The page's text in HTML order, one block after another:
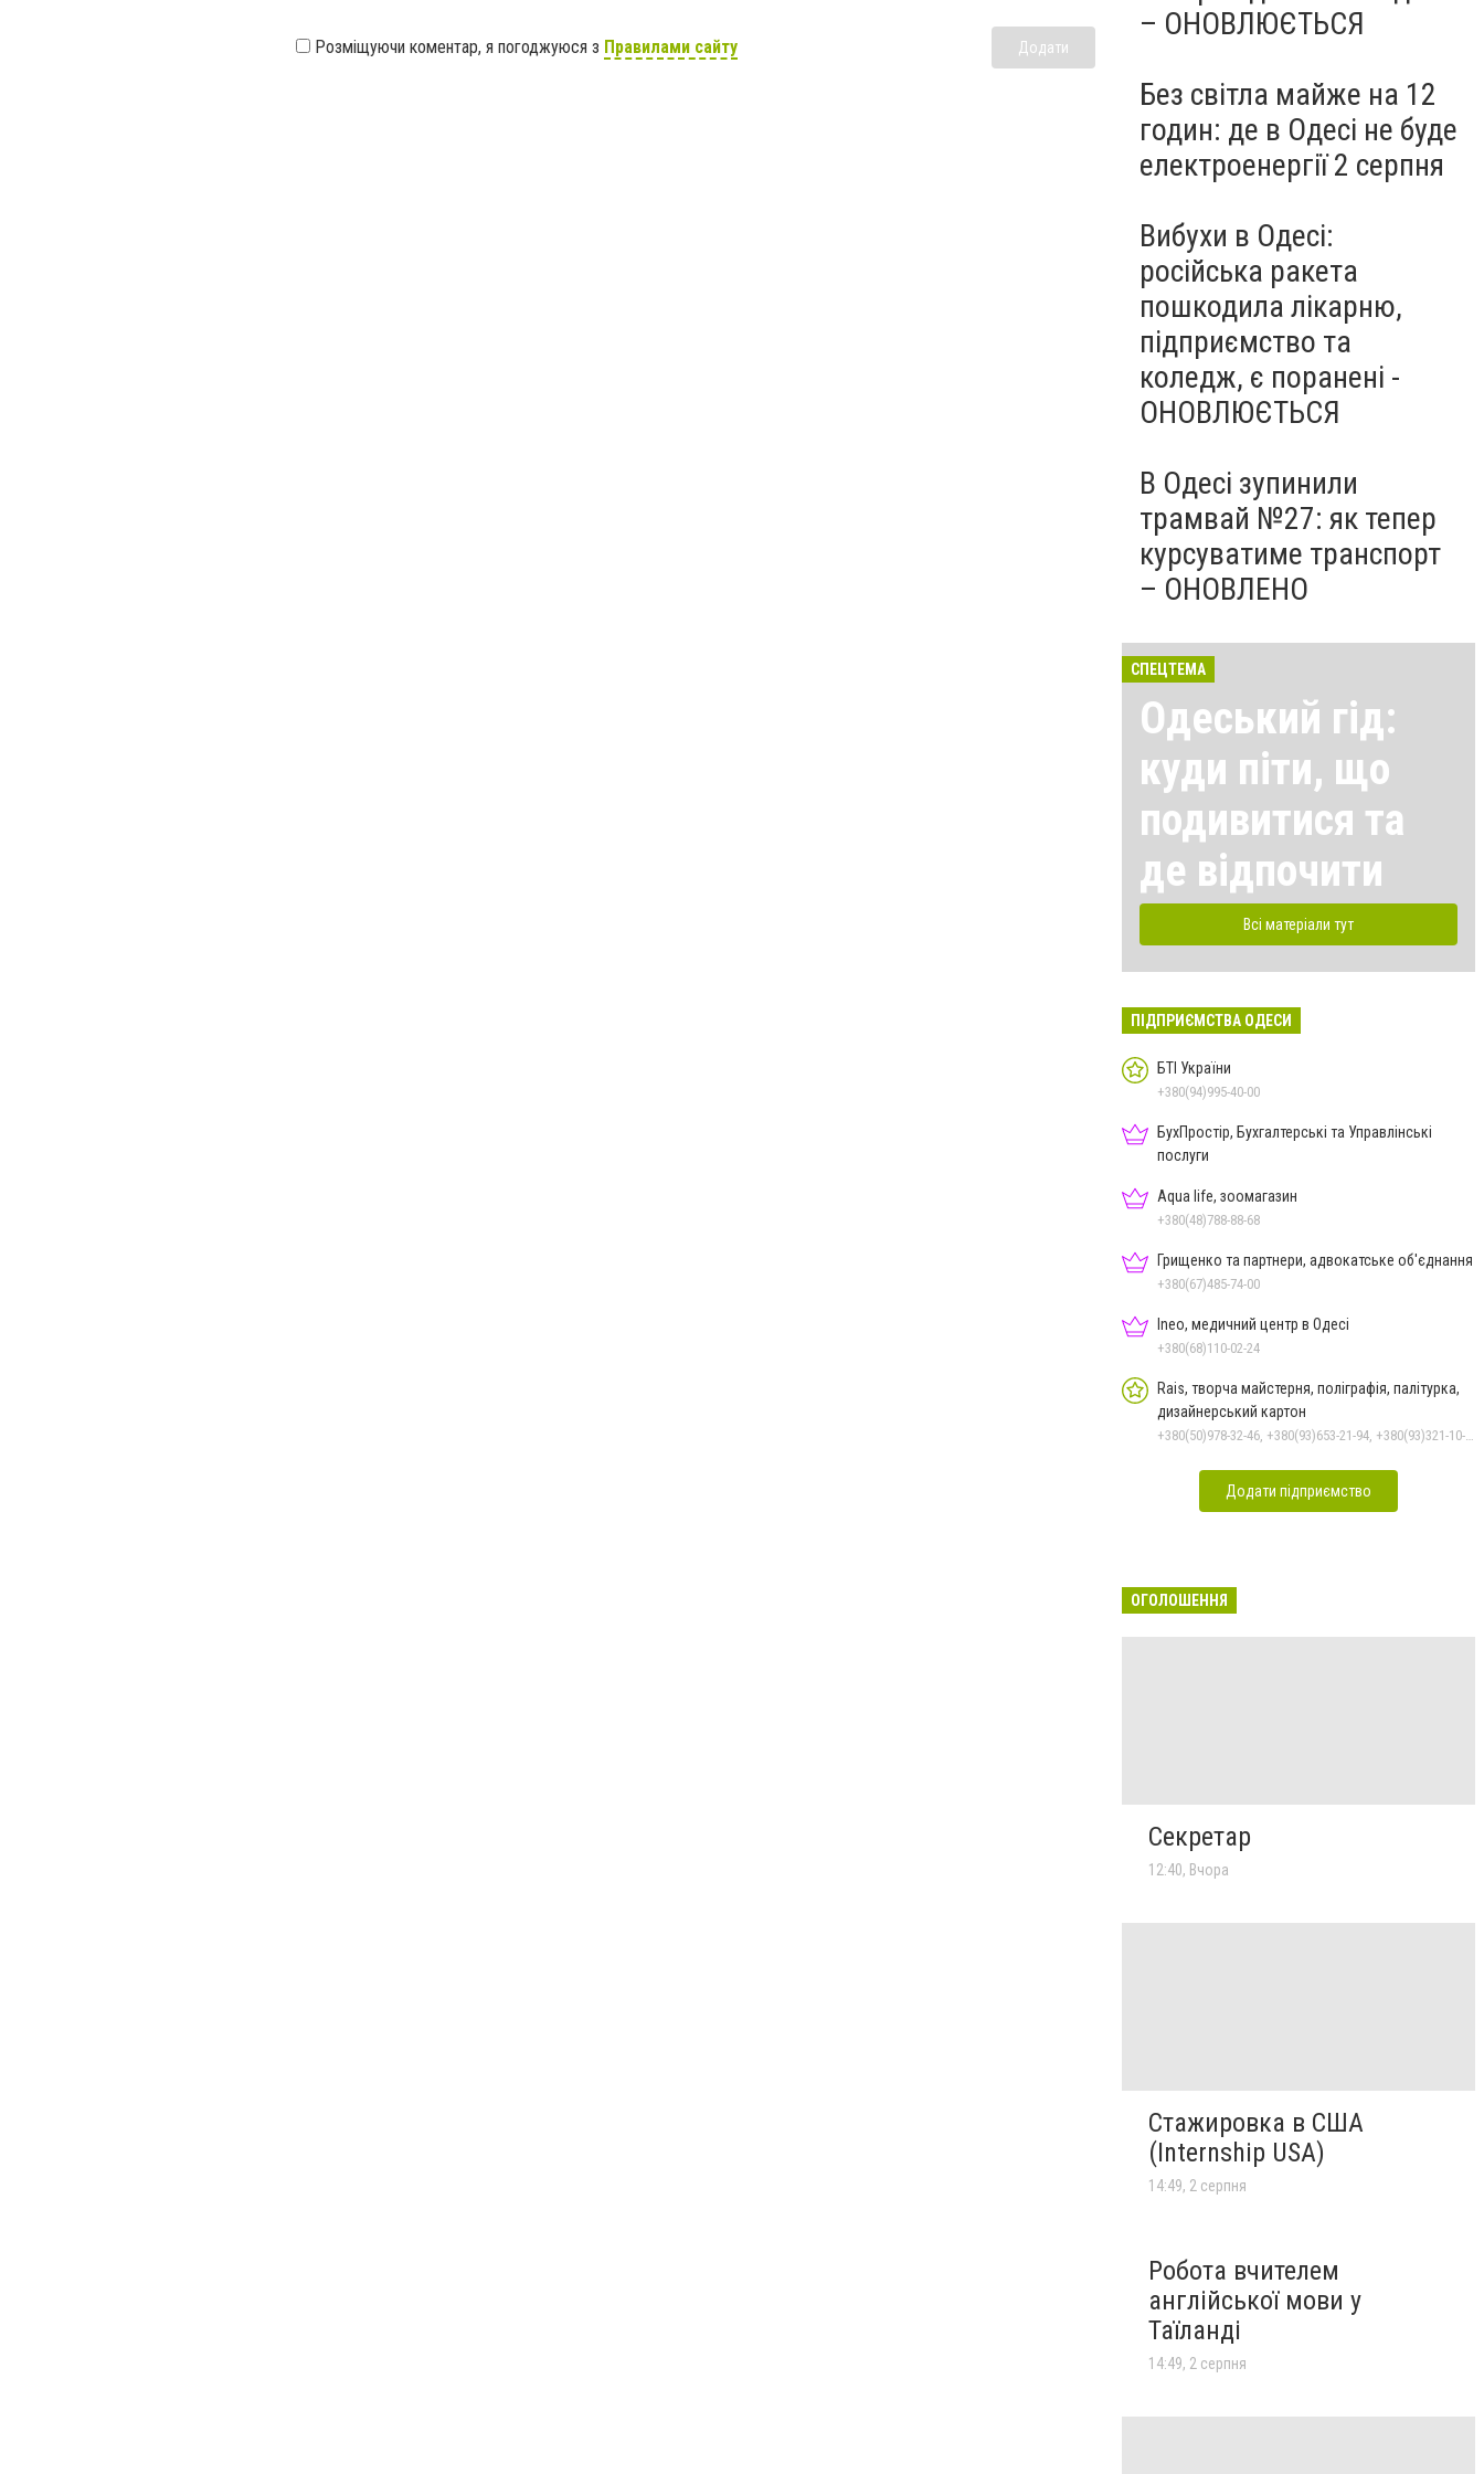
Розміщуючи коментар, я погоджуюся з Правилами сайту Додати
– ОНОВЛЮЄТЬСЯ
Без світла майже на 12
годин: де в Одесі не буде
електроенергії 2 серпня
Вибухи в Одесі:
російська ракета
пошкодила лікарню,
підприємство та
коледж, є поранені -
ОНОВЛЮЄТЬСЯ
В Одесі зупинили
трамвай №27: як тепер
курсуватиме транспорт
– ОНОВЛЕНО
СПЕЦТЕМА
Одеський гід:
куди піти, що
подивитися та
де відпочити
Всі матеріали тут
ПІДПРИЄМСТВА ОДЕСИ
БТІ України
+380(94)995-40-00
БухПростір, Бухгалтерські та Управлінські
послуги
Aqua life, зоомагазин
+380(48)788-88-68
Грищенко та партнери, адвокатське об'єднання
+380(67)485-74-00
Ineo, медичний центр в Одесі
+380(68)110-02-24
Rais, творча майстерня, поліграфія, палітурка,
дизайнерський картон
Додати підприємство
ОГОЛОШЕННЯ
Секретар
12:40, Вчора
Стажировка в США
(Internship USA)
14:49, 2 серпня
Робота вчителем
англійської мови у
Таїланді
14:49, 2 серпня